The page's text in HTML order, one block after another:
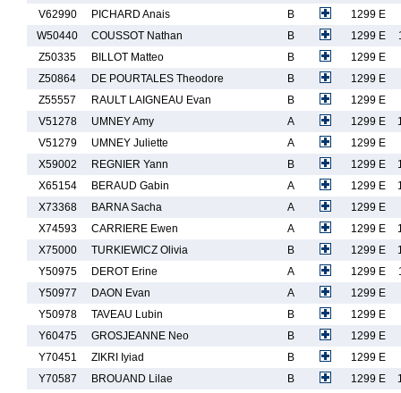
V62990
PICHARD Anais B
1299 E
W50440
COUSSOT Nathan B 1299 E
Z50335
BILLOT Matteo B
1299 E
Z50864
DE POURTALES Theodore B
1299 E
Z55557
RAULT LAIGNEAU Evan B
1299 E
V51278
UMNEY Amy A 1299 E
V51279
UMNEY Juliette A
1299 E
X59002
REGNIER Yann B 1299 E
X65154
BERAUD Gabin A 1299 E
X73368
BARNA Sacha A
1299 E
X74593
CARRIERE Ewen A 1299 E
X75000
TURKIEWICZ Olivia B 1299 E
Y50975
DEROT Erine A 1299 E
Y50977
DAON Evan A
1299 E
Y50978
TAVEAU Lubin B
1299 E
Y60475
GROSJEANNE Neo B
1299 E
Y70451
ZIKRI Iyiad B
1299 E
Y70587
BROUAND Lilae B 1299 E